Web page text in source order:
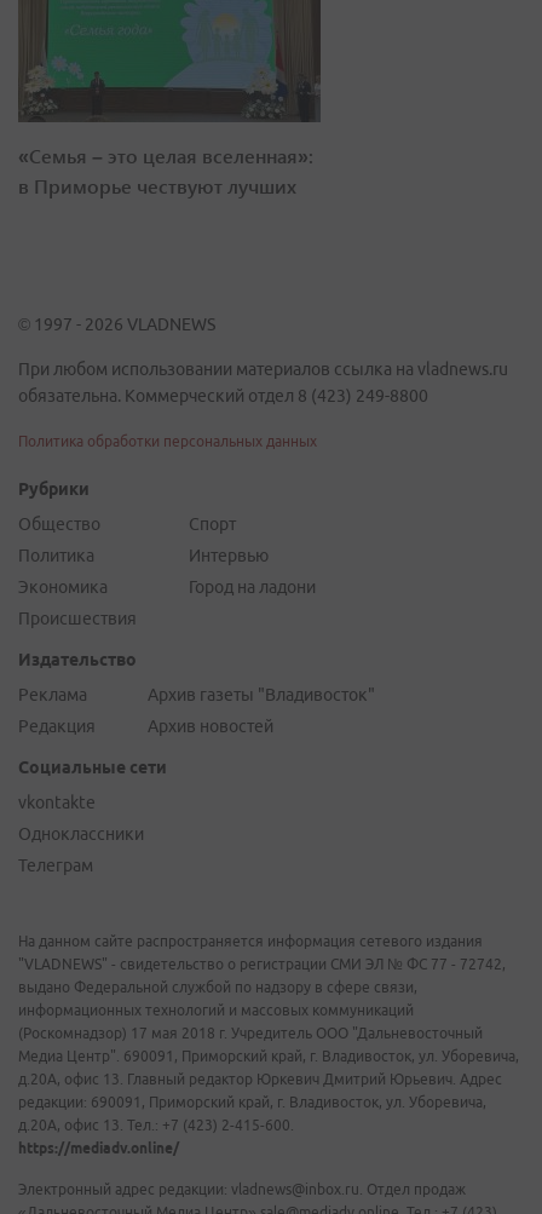
«Семья – это целая вселенная»:
в Приморье чествуют лучших
© 1997 - 2026 VLADNEWS
При любом использовании материалов ссылка на vladnews.ru
обязательна. Коммерческий отдел 8 (423) 249-8800
Политика обработки персональных данных
Рубрики
Общество
Политика
Экономика
Происшествия
Спорт
Интервью
Город на ладони
Издательство
Реклама
Редакция
Архив газеты "Владивосток"
Архив новостей
Социальные сети
vkontakte
Одноклассники
Телеграм
На данном сайте распространяется информация сетевого издания
"VLADNEWS" - свидетельство о регистрации СМИ ЭЛ № ФС 77 - 72742,
выдано Федеральной службой по надзору в сфере связи,
информационных технологий и массовых коммуникаций
(Роскомнадзор) 17 мая 2018 г. Учредитель ООО "Дальневосточный
Медиа Центр". 690091, Приморский край, г. Владивосток, ул. Уборевича,
д.20А, офис 13. Главный редактор Юркевич Дмитрий Юрьевич. Адрес
редакции: 690091, Приморский край, г. Владивосток, ул. Уборевича,
д.20А, офис 13. Тел.: +7 (423) 2-415-600.
https://mediadv.online/
Электронный адрес редакции: vladnews@inbox.ru. Отдел продаж